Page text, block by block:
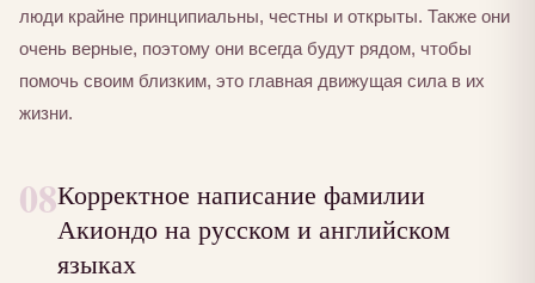
люди крайне принципиальны, честны и открыты. Также они
очень верные, поэтому они всегда будут рядом, чтобы
помочь своим близким, это главная движущая сила в их
жизни.
08Корректное написание фамилии
Акиондо на русском и английском
языках